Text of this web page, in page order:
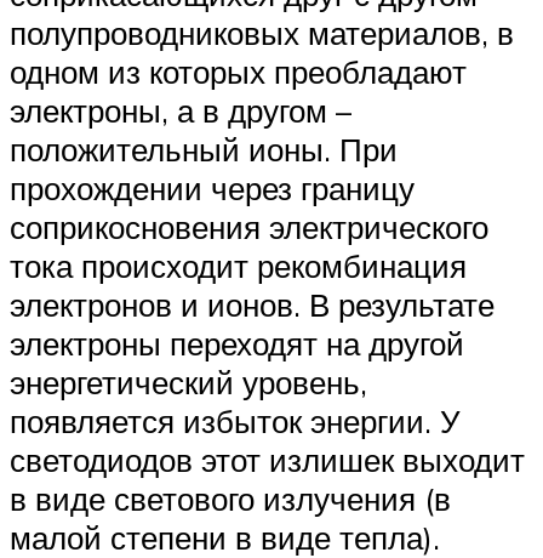
полупроводниковых материалов, в
одном из которых преобладают
электроны, а в другом –
положительный ионы. При
прохождении через границу
соприкосновения электрического
тока происходит рекомбинация
электронов и ионов. В результате
электроны переходят на другой
энергетический уровень,
появляется избыток энергии. У
светодиодов этот излишек выходит
в виде светового излучения (в
малой степени в виде тепла).